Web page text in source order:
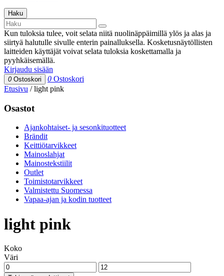
Haku
Kun tuloksia tulee, voit selata niitä nuolinäppäimillä ylös ja alas ja
siirtyä halutulle sivulle enterin painalluksella. Kosketusnäytöllisten
laitteiden käyttäjät voivat selata tuloksia koskettamalla ja
pyyhkäisemällä.
Kirjaudu sisään
0 Ostoskori 0 Ostoskori
Etusivu /light pink
Osastot
Ajankohtaiset- ja sesonkituotteet
Brändit
Keittiötarvikkeet
Mainoslahjat
Mainostekstiilit
Outlet
Toimistotarvikkeet
Valmistettu Suomessa
Vapaa-ajan ja kodin tuotteet
light pink
Koko
Väri